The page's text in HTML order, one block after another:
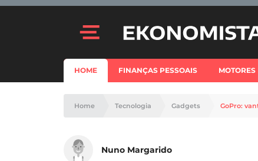
HOME FINANÇAS PESSOAIS MOTORES
Home Tecnologia Gadgets GoPro:
Nuno Margarido